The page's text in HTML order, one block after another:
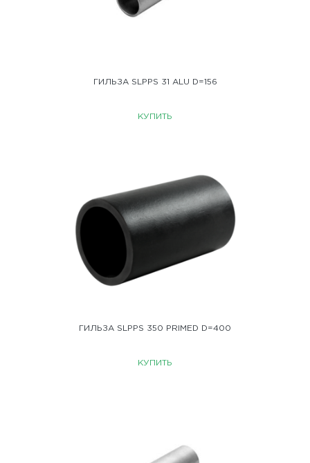
ГИЛЬЗА SLPPS 31 ALU D=156
КУПИТЬ
ГИЛЬЗА SLPPS 350 PRIMED D=400
КУПИТЬ